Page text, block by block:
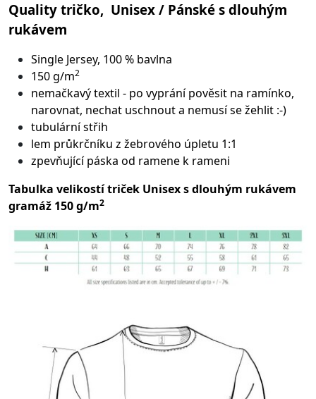
Quality tričko, Unisex / Pánské s dlouhým
rukávem
Single Jersey, 100 % bavlna
150 g/m2
nemačkavý textil - po vyprání pověsit na ramínko,
narovnat, nechat uschnout a nemusí se žehlit :-)
tubulární střih
lem průkrčníku z žebrového úpletu 1:1
zpevňující páska od ramene k rameni
Tabulka velikostí triček Unisex s dlouhým rukávem
gramáž 150 g/m2